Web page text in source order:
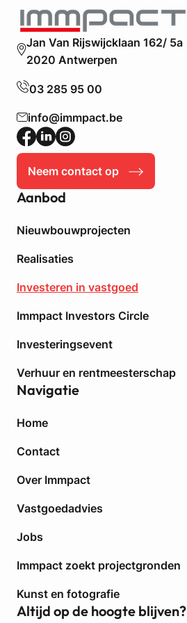
r
p
e
n
e
u
w
b
u
a
p
p
r
t
e
e
n
e
i
K
r
t
i
k
Jan Van Rijswijcklaan 162/ 5a
2020 Antwerpen
03 285 95 00
info@immpact.be
Neem contact op
Aanbod
Nieuwbouwprojecten
Realisaties
Investeren in vastgoed
Immpact Investors Circle
Investeringsevent
Verhuur en rentmeesterschap
Navigatie
Home
Contact
Over Immpact
Vastgoedadvies
Jobs
Immpact zoekt projectgronden
Kunst en fotografie
Altijd op de hoogte blijven?